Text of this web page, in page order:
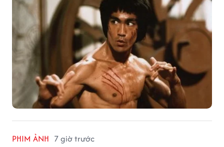
PHIM ẢNH 7 giờ trước